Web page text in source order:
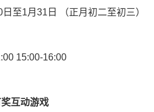
1月31日 （正月初二至初三）
15:00-16:00
互动游戏